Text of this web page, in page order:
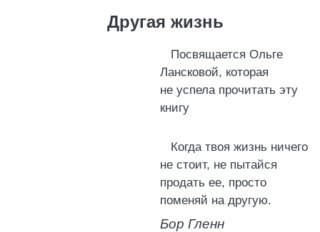
Другая жизнь
Посвящается Ольге
Лансковой, которая
не успела прочитать эту
книгу
Когда твоя жизнь ничего
не стоит, не пытайся
продать ее, просто
поменяй на другую.
Бор Гленн